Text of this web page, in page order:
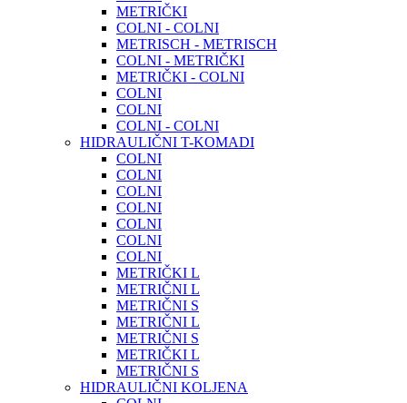
METRIČKI
COLNI - COLNI
METRISCH - METRISCH
COLNI - METRIČKI
METRIČKI - COLNI
COLNI
COLNI
COLNI - COLNI
HIDRAULIČNI T-KOMADI
COLNI
COLNI
COLNI
COLNI
COLNI
COLNI
COLNI
METRIČKI L
METRIČNI L
METRIČNI S
METRIČNI L
METRIČNI S
METRIČKI L
METRIČNI S
HIDRAULIČNI KOLJENA